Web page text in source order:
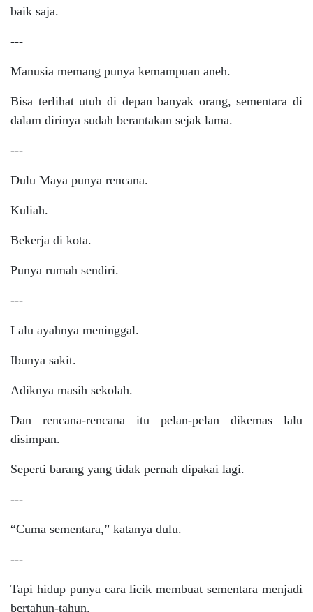
baik saja.
---
Manusia memang punya kemampuan aneh.
Bisa terlihat utuh di depan banyak orang, sementara di
dalam dirinya sudah berantakan sejak lama.
---
Dulu Maya punya rencana.
Kuliah.
Bekerja di kota.
Punya rumah sendiri.
---
Lalu ayahnya meninggal.
Ibunya sakit.
Adiknya masih sekolah.
Dan rencana-rencana itu pelan-pelan dikemas lalu
disimpan.
Seperti barang yang tidak pernah dipakai lagi.
---
“Cuma sementara,” katanya dulu.
---
Tapi hidup punya cara licik membuat sementara menjadi
bertahun-tahun.